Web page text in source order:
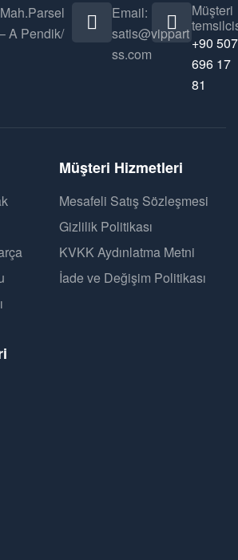
A Pendik/
Email:
satis@vippart
ss.com
Müşteri
+90 507
696 17
81
Müşteri Hizmetleri
Mesafeli Satış Sözleşmesi
Gizlilik Politikası
KVKK Aydınlatma Metni
İade ve Değişim Politikası